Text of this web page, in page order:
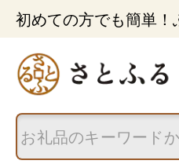
初めての方でも簡単！